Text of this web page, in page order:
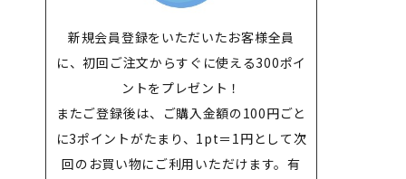
新規会員登録をいただいたお客様全員
に、初回ご注文からすぐに使える300ポイ
ントをプレゼント！
またご登録後は、ご購入金額の100円ごと
に3ポイントがたまり、1pt＝1円として次
回のお買い物にご利用いただけます。有